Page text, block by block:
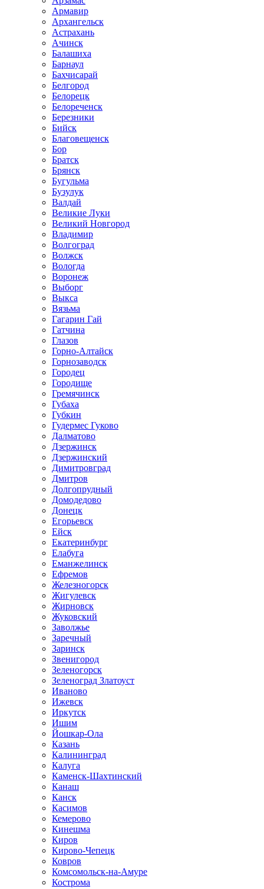
Армавир
Архангельск
Астрахань
Ачинск
Балашиха
Барнаул
Бахчисарай
Белгород
Белорецк
Белореченск
Березники
Бийск
Благовещенск
Бор
Братск
Брянск
Бугульма
Бузулук
Валдай
Великие Луки
Великий Новгород
Владимир
Волгоград
Волжск
Вологда
Воронеж
Выборг
Выкса
Вязьма
Гагарин Гай
Гатчина
Глазов
Горно-Алтайск
Горнозаводск
Городец
Городище
Гремячинск
Губаха
Губкин
Гудермес Гуково
Далматово
Дзержинск
Дзержинский
Димитровград
Дмитров
Долгопрудный
Домодедово
Донецк
Егорьевск
Ейск
Екатеринбург
Елабуга
Еманжелинск
Ефремов
Железногорск
Жигулевск
Жирновск
Жуковский
Заволжье
Заречный
Заринск
Звенигород
Зеленогорск
Зеленоград Златоуст
Иваново
Ижевск
Иркутск
Ишим
Йошкар-Ола
Казань
Калининград
Калуга
Каменск-Шахтинский
Канаш
Канск
Касимов
Кемерово
Кинешма
Киров
Кирово-Чепецк
Ковров
Комсомольск-на-Амуре
Кострома